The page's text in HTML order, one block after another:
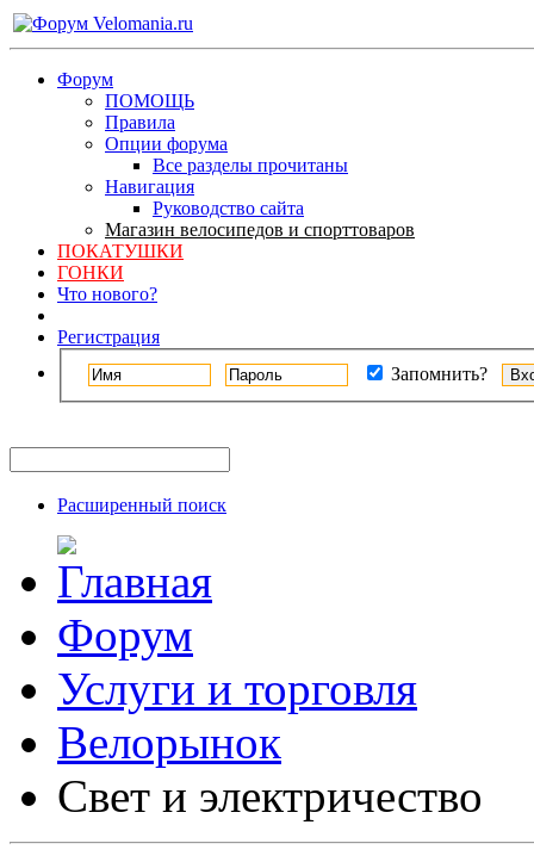
Форум
ПОМОЩЬ
Правила
Опции форума
Все разделы прочитаны
Навигация
Руководство сайта
Магазин велосипедов и спорттоваров
ПОКАТУШКИ
ГОНКИ
Что нового?
Регистрация
Запомнить?
Расширенный поиск
Форум
Услуги и торговля
Велорынок
Свет и электричество